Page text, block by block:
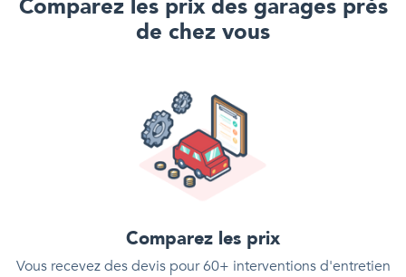
Comparez les prix des garages près
de chez vous
Comparez les prix
Vous recevez des devis pour 60+ interventions d'entretien